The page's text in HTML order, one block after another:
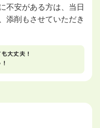
不安がある方は、当日
添削もさせていただき
大丈夫！